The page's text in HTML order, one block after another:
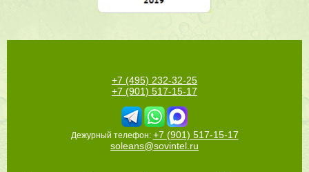
+7 (495) 232-32-25
+7 (901) 517-15-17
Дежурный телефон: +7 (901) 517-15-17
soleans@sovintel.ru